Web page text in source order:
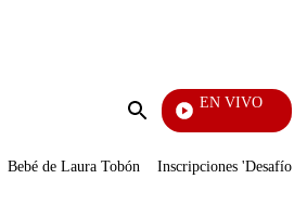
Enviar
EN VIVO
Bebé de Laura Tobón Inscripciones 'Desafío'